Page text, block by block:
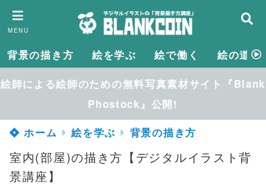
MENU
背景の描き方 絵を学ぶ 絵で働く 絵の道具
絵師による絵師のための無料写真素材サイト『Blank
Phostock』公開!
ホーム
絵を学ぶ 背景の描き方
室内(部屋)の描き方【デジタルイラスト背
景講座】